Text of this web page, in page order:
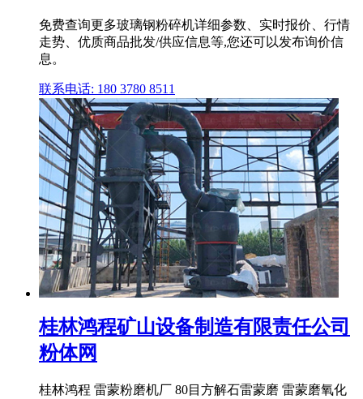
免费查询更多玻璃钢粉碎机详细参数、实时报价、行情
走势、优质商品批发/供应信息等,您还可以发布询价信
息。
联系电话: 180 3780 8511
桂林鸿程矿山设备制造有限责任公司
粉体网
桂林鸿程 雷蒙粉磨机厂 80目方解石雷蒙磨 雷蒙磨氧化